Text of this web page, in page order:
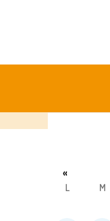
«
L M